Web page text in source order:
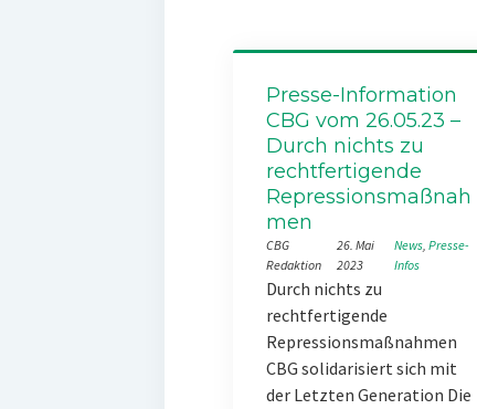
Presse-Information
CBG vom 26.05.23 –
Durch nichts zu
rechtfertigende
Repressionsmaßnah
men
CBG
Redaktion
26. Mai
2023
News, Presse-
Infos
Durch nichts zu
rechtfertigende
Repressionsmaßnahmen
CBG solidarisiert sich mit
der Letzten Generation Die